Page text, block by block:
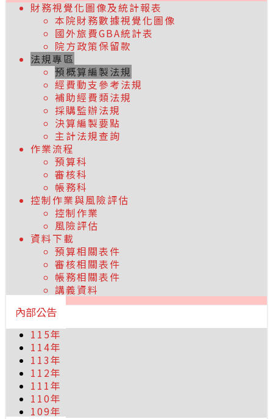
財務視覺化圖像及統計報表
本院財務數據視覺化圖像
國外旅費GBA統計表
院方政策保留款
法規專區
預概算編製法規
經費動支參考法規
補助經費類法規
採購監辦法規
決算編製要點
主計法規查詢
作業流程
預算科
審核科
帳務科
控制作業與風險評估
控制作業
風險評估
資料下載
預算相關表件
審核相關表件
帳務相關表件
講義資料
內部公告
115年
114年
113年
112年
111年
110年
109年